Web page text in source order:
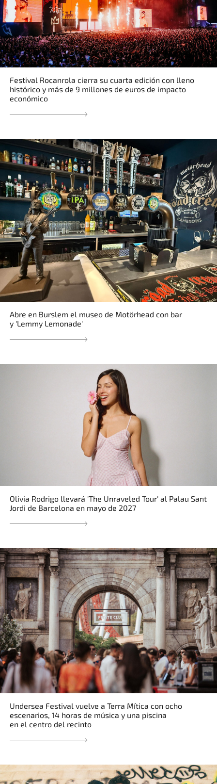
Festival Rocanrola cierra su cuarta edición con lleno
histórico y más de 9 millones de euros de impacto
económico
Abre en Burslem el museo de Motörhead con bar
y 'Lemmy Lemonade'
Olivia Rodrigo llevará 'The Unraveled Tour' al Palau Sant
Jordi de Barcelona en mayo de 2027
Undersea Festival vuelve a Terra Mítica con ocho
escenarios, 14 horas de música y una piscina
en el centro del recinto